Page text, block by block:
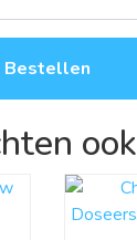
Bestellen
ook